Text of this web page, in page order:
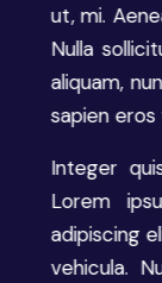
ut, mi.
Nulla
aliquam,
sapien eros
Integer
Lorem
adipiscing
vehicula.